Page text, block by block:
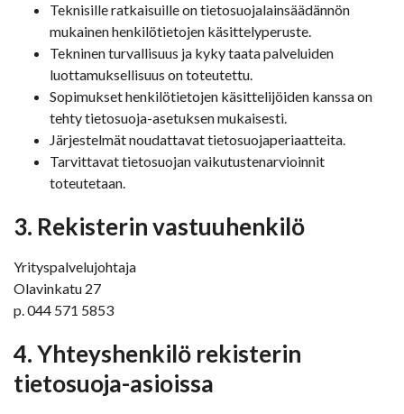
Teknisille ratkaisuille on tietosuojalainsäädännön
mukainen henkilötietojen käsittelyperuste.
Tekninen turvallisuus ja kyky taata palveluiden
luottamuksellisuus on toteutettu.
Sopimukset henkilötietojen käsittelijöiden kanssa on
tehty tietosuoja-asetuksen mukaisesti.
Järjestelmät noudattavat tietosuojaperiaatteita.
Tarvittavat tietosuojan vaikutustenarvioinnit
toteutetaan.
3. Rekisterin vastuuhenkilö
Yrityspalvelujohtaja
Olavinkatu 27
p. 044 571 5853
4. Yhteyshenkilö rekisterin
tietosuoja-asioissa